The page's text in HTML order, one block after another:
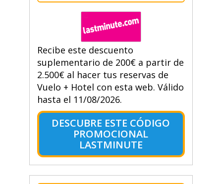
Recibe este descuento
suplementario de 200€ a partir de
2.500€ al hacer tus reservas de
Vuelo + Hotel con esta web. Válido
hasta el 11/08/2026.
DESCUBRE ESTE CÓDIGO
PROMOCIONAL
LASTMINUTE